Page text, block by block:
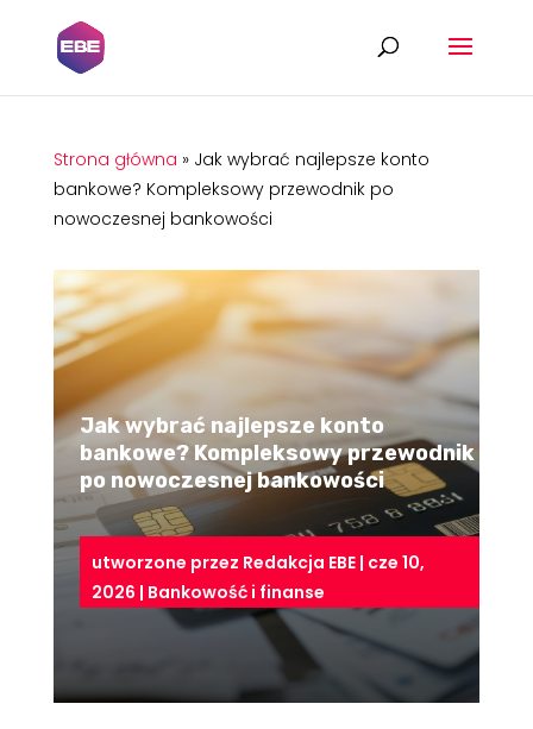
Strona główna » Jak wybrać najlepsze konto
bankowe? Kompleksowy przewodnik po
nowoczesnej bankowości
Jak wybrać najlepsze konto
bankowe? Kompleksowy przewodnik
po nowoczesnej bankowości
utworzone przez Redakcja EBE | cze 10,
2026 | Bankowość i finanse